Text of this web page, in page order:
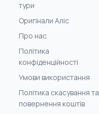
тури
Оригінали Аліс
Про нас
Політика
конфіденційності
Умови використання
Політика скасування та
повернення коштів